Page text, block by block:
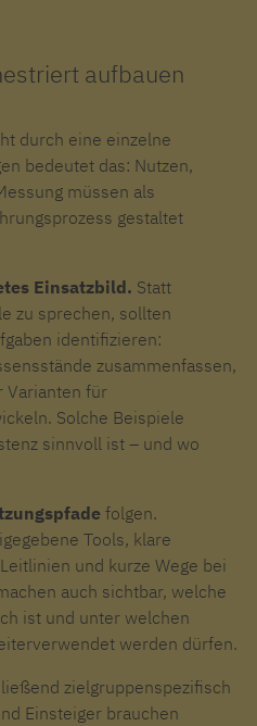
aufbauen
durch eine einzelne
bedeutet das: Nutzen,
müssen als
gestaltet
Einsatzbild. Statt
zu sprechen, sollten
identifizieren:
zusammenfassen,
Varianten für
Solche Beispiele
sinnvoll ist – und wo
folgen.
Tools, klare
und kurze Wege bei
auch sichtbar, welche
ist und unter welchen
werden dürfen.
zielgruppenspezifisch
Einsteiger brauchen